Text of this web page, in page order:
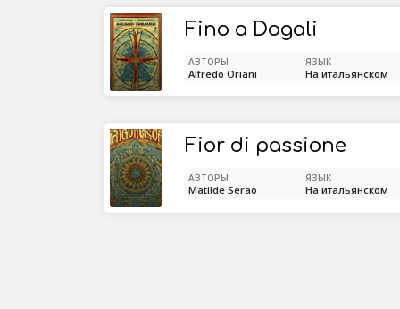
Fino a Dogali
АВТОРЫ
Alfredo Oriani
ЯЗЫК
На итальянском
Fior di passione
АВТОРЫ
Matilde Serao
ЯЗЫК
На итальянском